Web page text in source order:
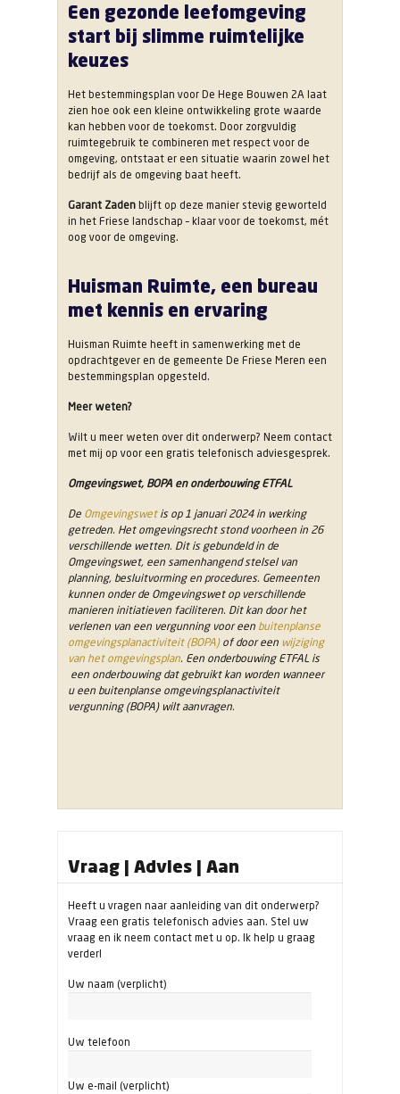
Een gezonde leefomgeving
start bij slimme ruimtelijke
keuzes
Het bestemmingsplan voor De Hege Bouwen 2A laat
zien hoe ook een kleine ontwikkeling grote waarde
kan hebben voor de toekomst. Door zorgvuldig
ruimtegebruik te combineren met respect voor de
omgeving, ontstaat er een situatie waarin zowel het
bedrijf als de omgeving baat heeft.
Garant Zaden blijft op deze manier stevig geworteld
in het Friese landschap – klaar voor de toekomst, mét
oog voor de omgeving.
Huisman Ruimte, een bureau
met kennis en ervaring
Huisman Ruimte heeft in samenwerking met de
opdrachtgever en de gemeente De Friese Meren een
bestemmingsplan opgesteld.
Meer weten?
Wilt u meer weten over dit onderwerp? Neem contact
met mij op voor een gratis telefonisch adviesgesprek.
Omgevingswet, BOPA en onderbouwing ETFAL
De Omgevingswet is op 1 januari 2024 in werking
getreden. Het omgevingsrecht stond voorheen in 26
verschillende wetten. Dit is gebundeld in de
Omgevingswet, een samenhangend stelsel van
planning, besluitvorming en procedures. Gemeenten
kunnen onder de Omgevingswet op verschillende
manieren initiatieven faciliteren. Dit kan door het
verlenen van een vergunning voor een buitenplanse
omgevingsplanactiviteit (BOPA)of door een wijziging
van het omgevingsplan. Een onderbouwing ETFAL is
een onderbouwing dat gebruikt kan worden wanneer
u een buitenplanse omgevingsplanactiviteit
vergunning (BOPA) wilt aanvragen.
Vraag | Advies | Aan
Heeft u vragen naar aanleiding van dit onderwerp?
Vraag een gratis telefonisch advies aan. Stel uw
vraag en ik neem contact met u op. Ik help u graag
verder!
Uw naam (verplicht)
Uw telefoon
Uw e-mail (verplicht)